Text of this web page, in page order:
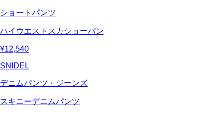
ショートパンツ
ハイウエストスカショーパン
¥12,540
SNIDEL
デニムパンツ・ジーンズ
スキニーデニムパンツ